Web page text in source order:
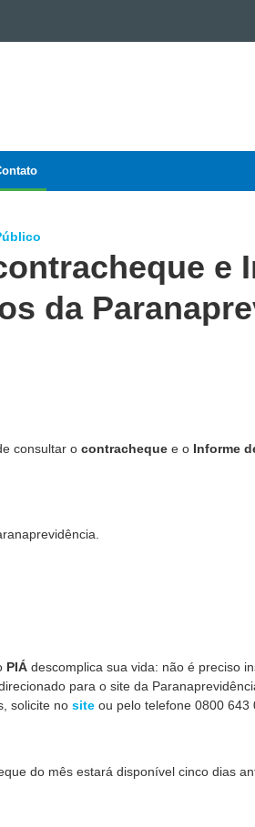
e
da
consultar o contracheque e o Informe
PIÁ descomplica sua vida: não é preciso
para o site da
solicite no site ou pelo telefone 0800 643
do mês estará disponível cinco dias